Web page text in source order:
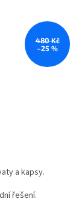
480 Kč
–25 %
a kapsy.
řešení.